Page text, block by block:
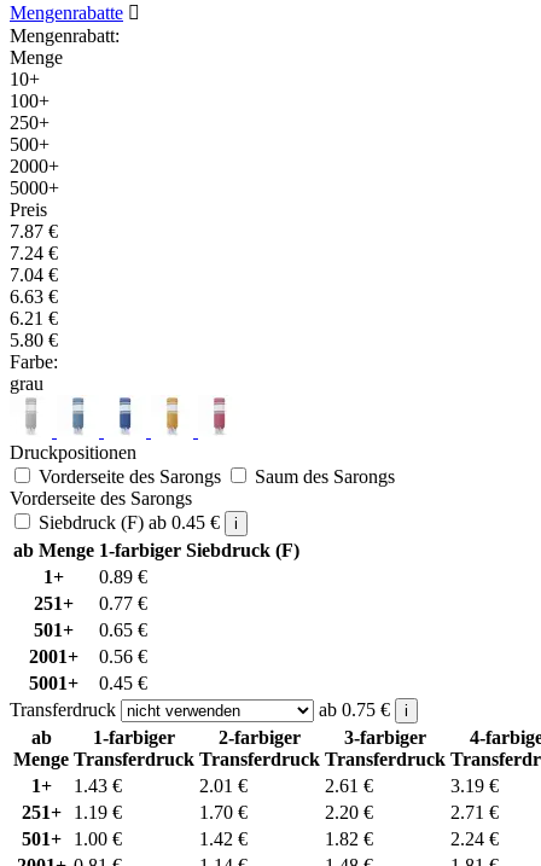
Mengenrabatte 
Mengenrabatt:
Menge
10+
100+
250+
500+
2000+
5000+
Preis
7.87 €
7.24 €
7.04 €
6.63 €
6.21 €
5.80 €
Farbe:
grau
Druckpositionen
Vorderseite des Sarongs
Saum des Sarongs
Vorderseite des Sarongs
Siebdruck (F) ab 0.45 € i
ab Menge 1-farbiger Siebdruck (F)
1+
0.89 €
251+
0.77 €
501+
0.65 €
2001+
0.56 €
5001+
0.45 €
Transferdruck
ab 0.75 € i
ab
Menge
1-farbiger
Transferdruck
2-farbiger
Transferdruck
3-farbiger
Transferdruck
4-
1+
1.43 € 2.01 € 2.61 € 3.19 €
251+
1.19 € 1.70 € 2.20 € 2.71 €
501+
1.00 € 1.42 € 1.82 € 2.24 €